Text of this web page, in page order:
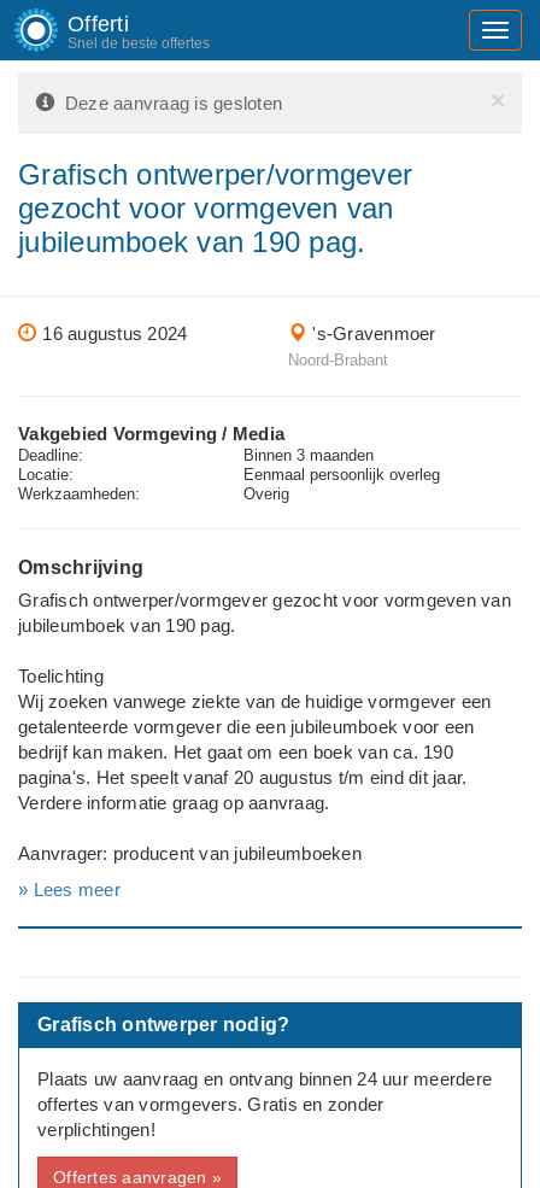
Offerti
Snel de beste offertes
×
Deze aanvraag is gesloten
Grafisch ontwerper/vormgever
gezocht voor vormgeven van
jubileumboek van 190 pag.
16 augustus 2024 's-Gravenmoer
Noord-Brabant
Vakgebied Vormgeving / Media
Deadline:
Binnen 3 maanden
Locatie:
Eenmaal persoonlijk overleg
Werkzaamheden:
Overig
Omschrijving
Grafisch ontwerper/vormgever gezocht voor vormgeven van
jubileumboek van 190 pag.
Toelichting
Wij zoeken vanwege ziekte van de huidige vormgever een
getalenteerde vormgever die een jubileumboek voor een
bedrijf kan maken. Het gaat om een boek van ca. 190
pagina's. Het speelt vanaf 20 augustus t/m eind dit jaar.
Verdere informatie graag op aanvraag.
Aanvrager: producent van jubileumboeken
Binnen 3 maanden
» Lees meer
Grafisch ontwerper nodig?
Plaats uw aanvraag en ontvang binnen 24 uur meerdere
offertes van vormgevers. Gratis en zonder
verplichtingen!
Offertes aanvragen »